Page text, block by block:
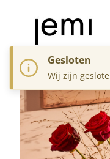
Gesloten
Wij zijn